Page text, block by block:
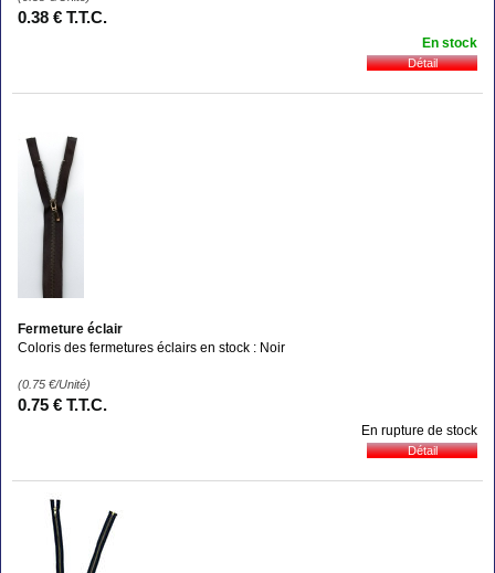
0.38 € T.T.C.
En stock
Fermeture éclair
Coloris des fermetures éclairs en stock : Noir
(0.75 €/Unité)
0.75 € T.T.C.
En rupture de stock